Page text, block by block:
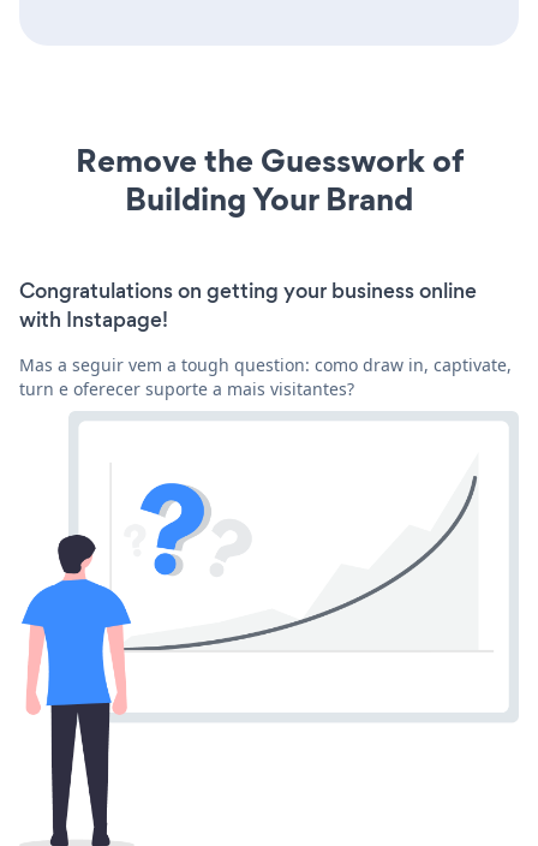
Remove the Guesswork of
Building Your Brand
Congratulations on getting your business online
with Instapage!
Mas a seguir vem a tough question: como draw in, captivate,
turn e oferecer suporte a mais visitantes?